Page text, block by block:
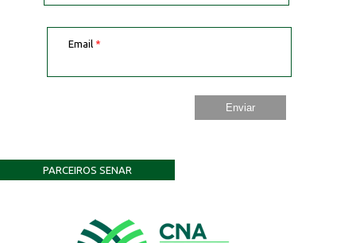
Email *
PARCEIROS SENAR